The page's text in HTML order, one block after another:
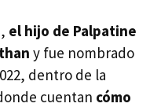
el hijo de Palpatine
y fue nombrado
dentro de la
cuentan cómo